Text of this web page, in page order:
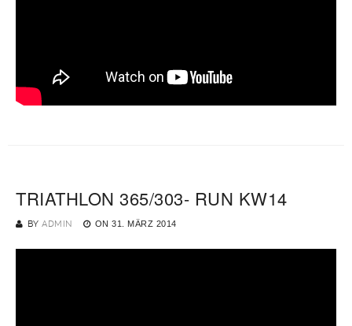
TRIATHLON 365/303- RUN KW14
BY ADMIN ON 31. MÄRZ 2014